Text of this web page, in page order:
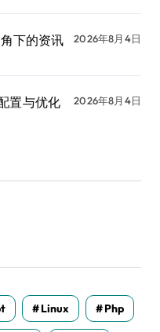
下的资讯
2026年8月4日
置与优化 2026年8月4日
Linux Php